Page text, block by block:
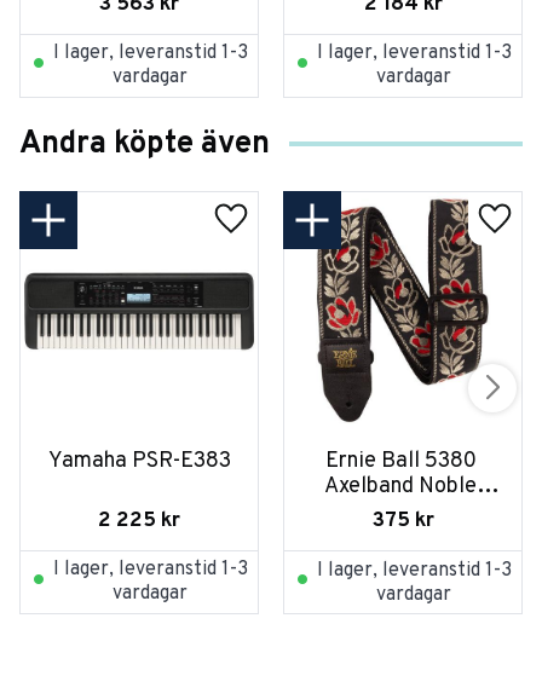
I lager, leveranstid 1-3
vardagar
I lager, leveranstid 1-3
vardagar
Andra köpte även
Yamaha PSR-E383
2 225 kr
I lager, leveranstid 1-3
vardagar
Ernie Ball 5380
Axelband Noble
Rose
375 kr
I lager, leveranstid 1-3
vardagar